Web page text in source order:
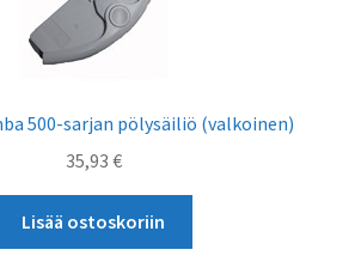
500-sarjan pölysäiliö (valkoinen)
35,93 €
Lisää ostoskoriin